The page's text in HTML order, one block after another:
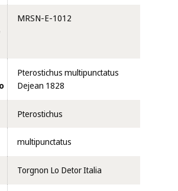
MRSN-E-1012
Pterostichus multipunctatus
Dejean 1828
Pterostichus
multipunctatus
Torgnon Lo Detor Italia